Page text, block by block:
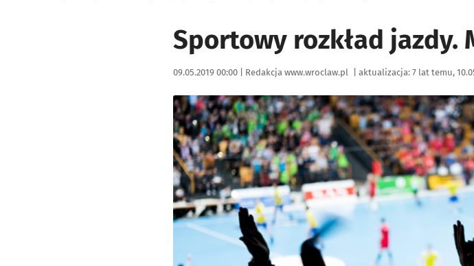
Sportowy rozkład jazdy.
Data publikacji:
09.05.2019 00:00 | Autor:
Redakcja www.wroclaw.pl aktualizacja: 7 lat temu,
Kliknij, aby powiększyć